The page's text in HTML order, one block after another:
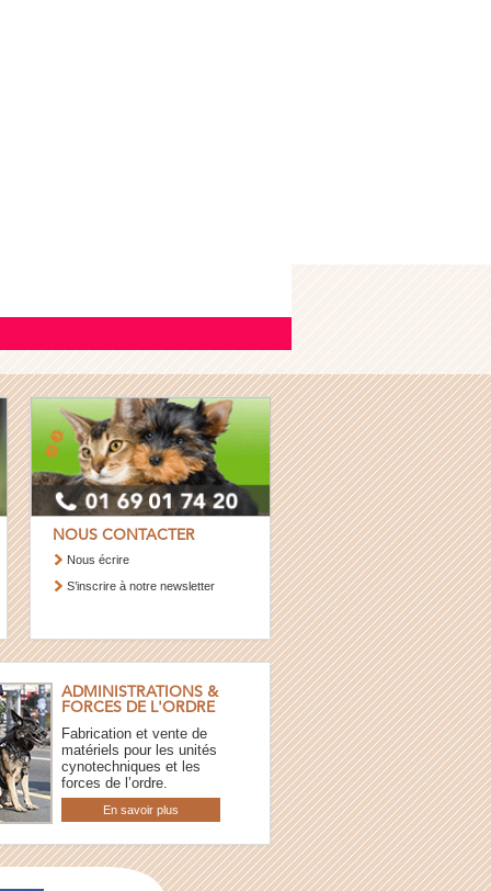
NOUS CONTACTER
Nous écrire
S’inscrire à notre newsletter
ADMINISTRATIONS &
FORCES DE L'ORDRE
Fabrication et vente de
matériels pour les unités
cynotechniques et les
forces de l’ordre.
En savoir plus